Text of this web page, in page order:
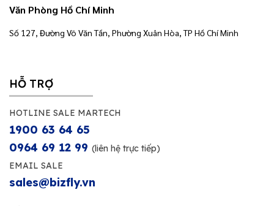
Văn Phòng Hồ Chí Minh
Số 127, Đường Võ Văn Tần, Phường Xuân Hòa, TP Hồ Chí Minh
HỖ TRỢ
HOTLINE SALE MARTECH
1900 63 64 65
0964 69 12 99 (liên hệ trực tiếp)
EMAIL SALE
sales@bizfly.vn